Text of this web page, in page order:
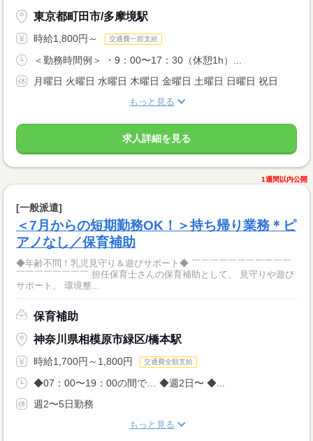
東京都町田市/多摩境駅
時給1,800円～ 交通費一部支給
＜勤務時間例＞ ・9：00〜17：30（休憩1h）...
月曜日 火曜日 水曜日 木曜日 金曜日 土曜日 日曜日 祝日
もっと見る
求人詳細を見る
1週間以内公開
[一般派遣]
＜7月からの短期勤務OK！＞持ち帰り業務＊ピ
アノなし／保育補助
◆年齢不問！乳児見守り＆遊びサポート◆ ￣￣￣￣￣￣￣￣￣￣￣
￣￣￣￣￣￣￣￣ 担任保育士さんの保育補助として、 見守りや遊び
サポート、 環境整...
保育補助
神奈川県相模原市緑区/橋本駅
時給1,700円～1,800円 交通費全額支給
◆07：00〜19：00の間で… ◆週2日〜 ◆...
週2〜5日勤務
もっと見る